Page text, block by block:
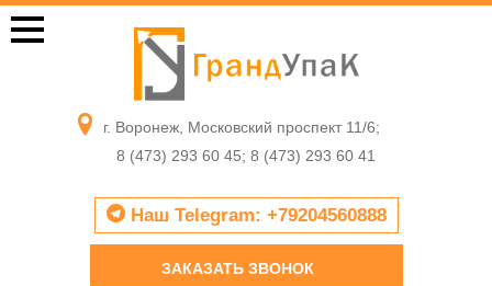
г. Воронеж, Московский проспект 11/6;
8 (473) 293 60 45; 8 (473) 293 60 41
Наш Telegram: +79204560888
ЗАКАЗАТЬ ЗВОНОК